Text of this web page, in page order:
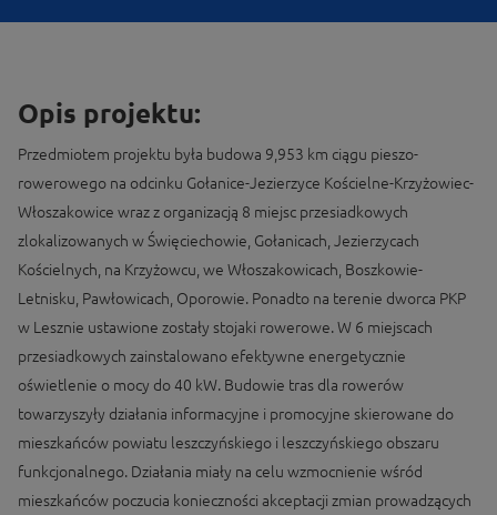
Opis projektu:
Przedmiotem projektu była budowa 9,953 km ciągu pieszo-
rowerowego na odcinku Gołanice-Jezierzyce Kościelne-Krzyżowiec-
Włoszakowice wraz z organizacją 8 miejsc przesiadkowych
zlokalizowanych w Święciechowie, Gołanicach, Jezierzycach
Kościelnych, na Krzyżowcu, we Włoszakowicach, Boszkowie-
Letnisku, Pawłowicach, Oporowie. Ponadto na terenie dworca PKP
w Lesznie ustawione zostały stojaki rowerowe. W 6 miejscach
przesiadkowych zainstalowano efektywne energetycznie
oświetlenie o mocy do 40 kW. Budowie tras dla rowerów
towarzyszyły działania informacyjne i promocyjne skierowane do
mieszkańców powiatu leszczyńskiego i leszczyńskiego obszaru
funkcjonalnego. Działania miały na celu wzmocnienie wśród
mieszkańców poczucia konieczności akceptacji zmian prowadzących